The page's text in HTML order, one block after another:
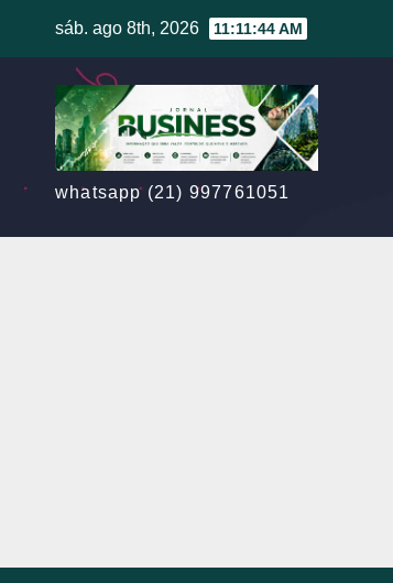
content
sáb. ago 8th, 2026 11:11:45 AM
whatsapp (21) 997761051